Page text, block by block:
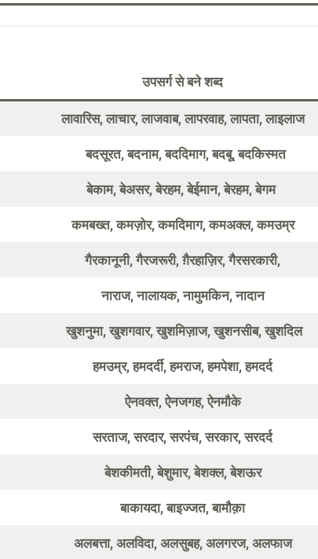
उपसर्ग से बने शब्द
लावारिस, लाचार, लाजवाब, लापरवाह, लापता, लाइलाज
बदसूरत, बदनाम, बददिमाग, बदबू, बदकिस्मत
बेकाम, बेअसर, बेरहम, बेईमान, बेरहम, बेगम
कमबख्त, कमज़ोर, कमदिमाग, कमअक्ल, कमउम्र
गैरकानूनी, गैरजरूरी, ग़ैरहाज़िर, गैरसरकारी,
नाराज, नालायक, नामुमकिन, नादान
खुशनुमा, खुशगवार, खुशमिज़ाज, खुशनसीब, खुशदिल
हमउम्र, हमदर्दी, हमराज, हमपेशा, हमदर्द
ऐनवक्त, ऐनजगह, ऐनमौके
सरताज, सरदार, सरपंच, सरकार, सरदर्द
बेशकीमती, बेशुमार, बेशक्ल, बेशऊर
बाकायदा, बाइज्जत, बामौक़ा
अलबत्ता, अलविदा, अलसुबह, अलगरज, अलफाज